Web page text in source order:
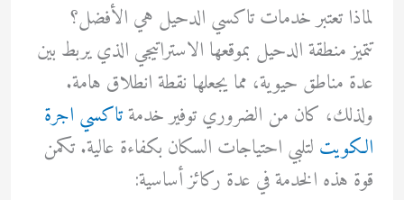
لماذا تعتبر خدمات تاكسي الدحيل هي الأفضل؟
تتميز منطقة الدحيل بموقعها الاستراتيجي الذي يربط بين
عدة مناطق حيوية، مما يجعلها نقطة انطلاق هامة.
ولذلك، كان من الضروري توفير خدمةتاكسي اجرة
الكويت لتلبي احتياجات السكان بكفاءة عالية. تكمن
قوة هذه الخدمة في عدة ركائز أساسية: